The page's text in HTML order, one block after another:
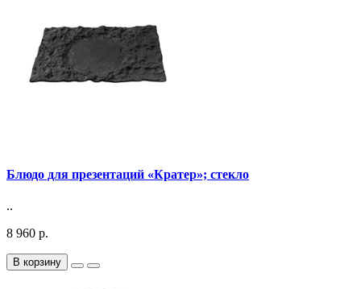
Блюдо для презентаций «Кратер»; стекло
..
8 960 р.
В корзину